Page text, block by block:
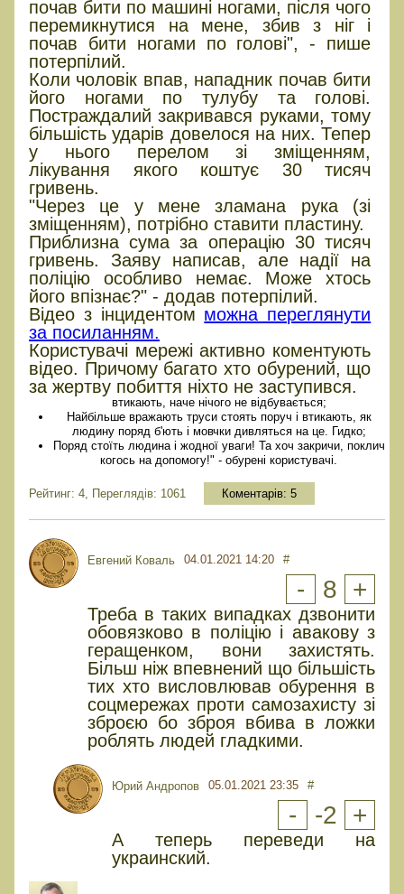
почав бити по машині ногами, після чого
перемикнутися на мене, збив з ніг і
почав бити ногами по голові", - пише
потерпілий.
Коли чоловік впав, нападник почав бити
його ногами по тулубу та голові.
Постраждалий закривався руками, тому
більшість ударів довелося на них. Тепер
у нього перелом зі зміщенням,
лікування якого коштує 30 тисяч
гривень.
"Через це у мене зламана рука (зі
зміщенням), потрібно ставити пластину.
Приблизна сума за операцію 30 тисяч
гривень. Заяву написав, але надії на
поліцію особливо немає. Може хтось
його впізнає?" - додав потерпілий.
Відео з інцидентом можна переглянути
за посиланням.
Користувачі мережі активно коментують
відео. Причому багато хто обурений, що
за жертву побиття ніхто не заступився.
втикають, наче нічого не відбувається;
Найбільше вражають труси стоять поруч і втикають, як
людину поряд б'ють і мовчки дивляться на це. Гидко;
Поряд стоїть людина і жодної уваги! Та хоч закричи, поклич
когось на допомогу!" - обурені користувачі.
Рейтинг: 4, Переглядів: 1061 Коментарів: 5
Евгений Коваль 04.01.2021 14:20 #
- 8 +
Треба в таких випадках дзвонити
обовязково в поліцію і авакову з
геращенком, вони захистять.
Більш ніж впевнений що більшість
тих хто висловлював обурення в
соцмережах проти самозахисту зі
зброєю бо зброя вбива в ложки
роблять людей гладкими.
Юрий Андропов 05.01.2021 23:35 #
- -2 +
А теперь переведи на
украинский.